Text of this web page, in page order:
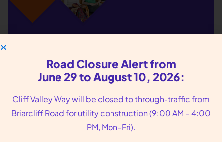
patients, at the center
of our care
Founded in 1976 in Atlanta, GA, Feminist Center
offers compassionate reproductive health care,
including abortion and sexual wellness services.
Road Closure Alert from
June 29 to August 10, 2026:
Cliff Valley Way will be closed to through-traffic from
Briarcliff Road for utility construction (9:00 AM – 4:00
PM, Mon–Fri).